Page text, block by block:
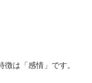
徴は「感情」です。